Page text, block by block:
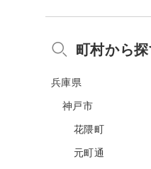
町村から
兵庫県
神戸市
花隈町
元町通